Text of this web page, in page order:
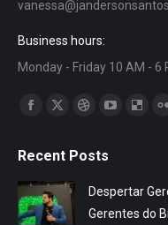
Business hours:
Monday - Friday 10 AM - 6
Encontre-nos em:
Facebook
opens
in
new
opens
in
new
Dribbble
opens
in
new
new
new
Recent Posts
Despertar
Gerentes do